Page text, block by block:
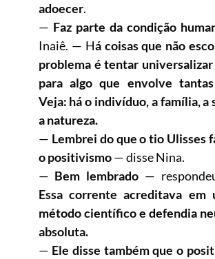
adoecer.
— Faz parte da condição
Inaiê. — Há coisas que não
problema é tentar
para algo que envolve
Veja: há o indivíduo, a família, a
a natureza.
— Lembrei do que o tio Ulisses
o positivismo— disse Nina.
— Bem lembrado —
Essa corrente acreditava em
método científico e defendia
absoluta.
— Ele disse também que o